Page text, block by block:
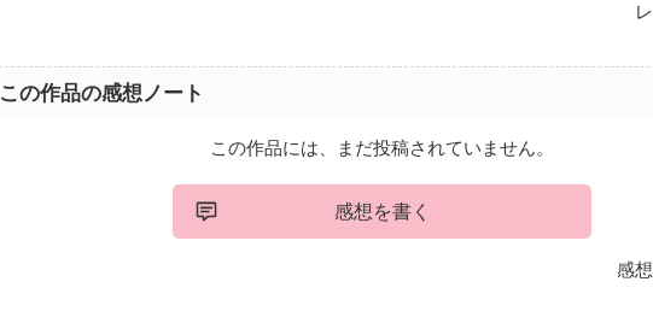
この作品の感想ノート
この作品には、まだ投稿されていません。
感想を書く
感